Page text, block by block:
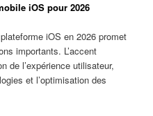
iOS pour 2026
iOS en 2026 promet
importants. L’accent
de l’expérience utilisateur,
et l’optimisation des